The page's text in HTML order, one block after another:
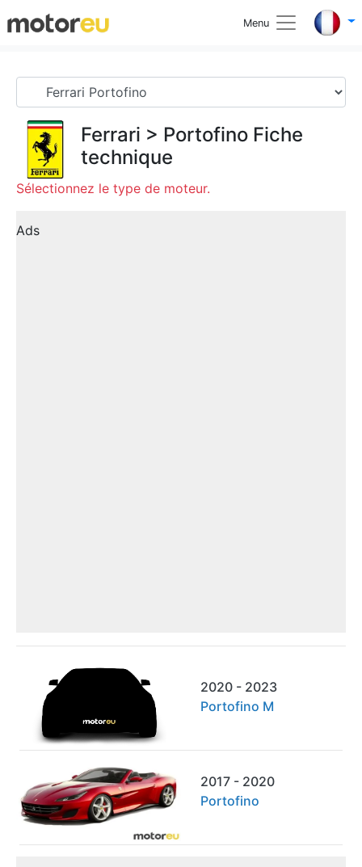
Menu
Ferrari > Portofino Fiche
technique
Sélectionnez le type de moteur.
Ads
2020 - 2023
Portofino M
2017 - 2020
Portofino